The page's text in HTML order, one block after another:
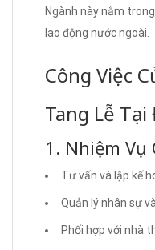
Ngành này nằm
lao động nước ngoài.
Công Việc
Tang Lễ
1. Nhiệm Vụ
Tư vấn và lập kế
Quản lý nhân sự
Phối hợp với nhà